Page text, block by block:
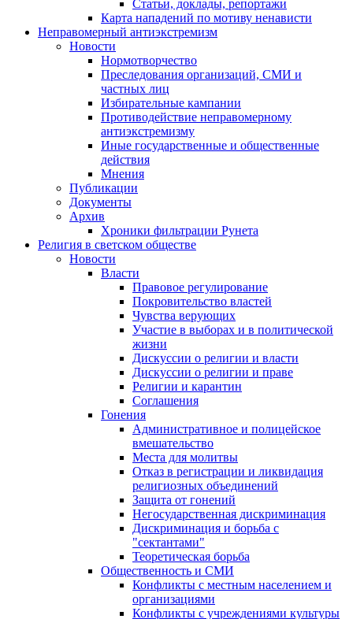
Статьи, доклады, репортажи
Карта нападений по мотиву ненависти
Неправомерный антиэкстремизм
Новости
Нормотворчество
Преследования организаций, СМИ и
частных лиц
Избирательные кампании
Противодействие неправомерному
антиэкстремизму
Иные государственные и общественные
действия
Мнения
Публикации
Документы
Архив
Хроники фильтрации Рунета
Религия в светском обществе
Новости
Власти
Правовое регулирование
Покровительство властей
Чувства верующих
Участие в выборах и в политической
жизни
Дискуссии о религии и власти
Дискуссии о религии и праве
Религии и карантин
Соглашения
Гонения
Административное и полицейское
вмешательство
Места для молитвы
Отказ в регистрации и ликвидация
религиозных объединений
Защита от гонений
Негосударственная дискриминация
Дискриминация и борьба с
"сектантами"
Теоретическая борьба
Общественность и СМИ
Конфликты с местным населением и
организациями
Конфликты с учреждениями культуры